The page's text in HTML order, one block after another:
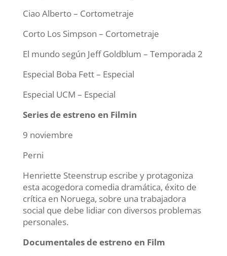
Ciao Alberto – Cortometraje
Corto Los Simpson – Cortometraje
El mundo según Jeff Goldblum – Temporada 2
Especial Boba Fett – Especial
Especial UCM – Especial
Series de estreno en Filmin
9 noviembre
Perni
Henriette Steenstrup escribe y protagoniza
esta acogedora comedia dramática, éxito de
crítica en Noruega, sobre una trabajadora
social que debe lidiar con diversos problemas
personales.
Documentales de estreno en Film